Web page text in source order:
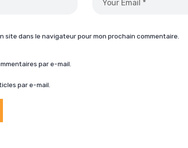
site dans le navigateur pour mon prochain commentaire.
par e-mail.
par e-mail.